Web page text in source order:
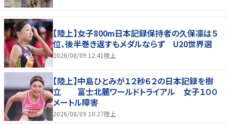
【陸上】女子800m日本記録保持者の久保凛は５
位、後半巻き返すもメダルならず U20世界選
2026/08/09 12:41 陸上
【陸上】中島ひとみが１２秒６２の日本記録を樹
立 富士北麓ワールドトライアル 女子１００
メートル障害
2026/08/09 10:27陸上